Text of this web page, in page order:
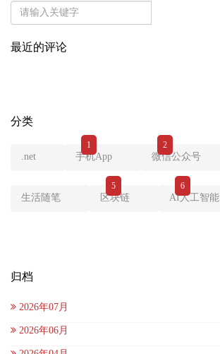
最近的评论
分类
.net
1
手机App
2
微信公众号
生活随笔
5
区块链
6
AI人工智能
归档
2026年07月
2026年06月